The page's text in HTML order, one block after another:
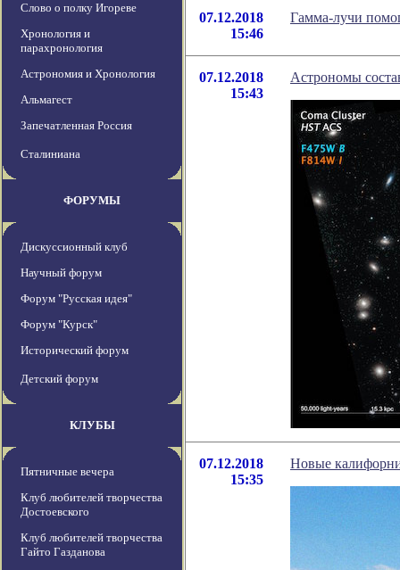
Слово о полку Игореве
Хронология и
парахронология
Астрономия и Хронология
Альмагест
Запечатленная Россия
Сталиниана
ФОРУМЫ
Дискуссионный клуб
Научный форум
Форум "Русская идея"
Форум "Курск"
Исторический форум
Детский форум
КЛУБЫ
Пятничные вечера
Клуб любителей творчества
Достоевского
Клуб любителей творчества
Гайто Газданова
07.12.2018
15:46
Гамма-лучи
07.12.2018
15:43
Астрономы
07.12.2018
15:35
Новые